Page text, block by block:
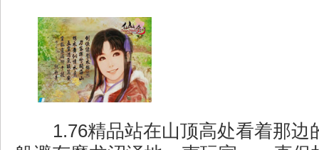
1.76精品站在山顶高处看着那边